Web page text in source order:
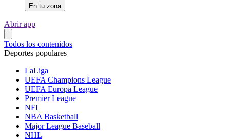
En tu zona
Abrir app
Todos los contenidos
Deportes populares
LaLiga
UEFA Champions League
UEFA Europa League
Premier League
NFL
NBA Basketball
Major League Baseball
NHL